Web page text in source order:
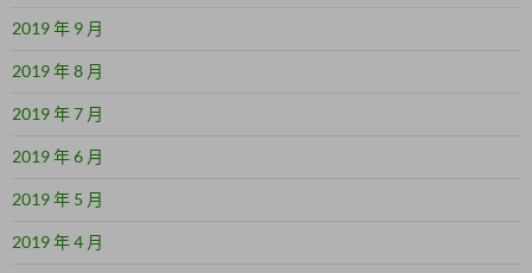
2019 年 9 月
2019 年 8 月
2019 年 7 月
2019 年 6 月
2019 年 5 月
2019 年 4 月